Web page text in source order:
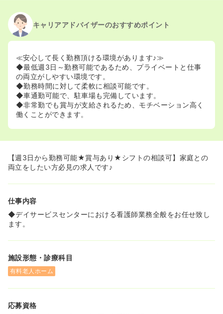
キャリアアドバイザーのおすすめポイント
≪安心して長く勤務頂ける環境があります♪≫
◆最低週3日～勤務可能であるため、プライベートと仕事
の両立がしやすい環境です。
◆勤務時間に対して柔軟に相談可能です。
◆車通勤可能で、駐車場も完備しています。
◆非常勤でも賞与が支給されるため、モチベーション高く
働くことができます。
【週3日から勤務可能★賞与あり★シフトの相談可】家庭との
両立をしたい方必見の求人です♪
仕事内容
◆デイサービスセンターにおける看護師業務全般をお任せ致し
ます。
施設形態・診療科目
有料老人ホーム
応募資格